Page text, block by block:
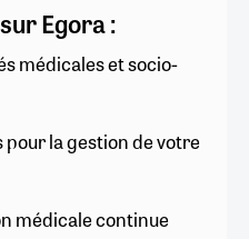
Egora :
médicales et socio-
la gestion de votre
médicale continue